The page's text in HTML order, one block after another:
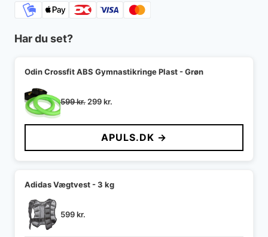
Har du set?
Odin Crossfit ABS Gymnastikringe Plast - Grøn
599kr. Den
pris
599 kr..
299kr.
pris
er:
299 kr..
APULS.DK →
Adidas Vægtvest - 3 kg
599kr.